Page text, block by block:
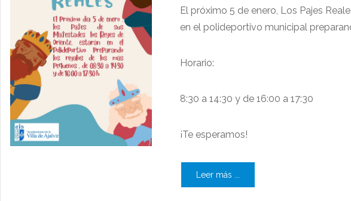
El próximo 5 de enero, Los Pajes
en el polideportivo municipal
Horario:
8:30 a 14:30 y de 16:00 a 17:30
¡Te esperamos!
Leer más ...